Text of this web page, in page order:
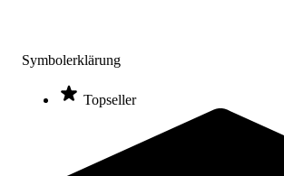
Symbolerklärung
Topseller
Kübler Sport® Bodenmarkierung Ecke,
14,95 €